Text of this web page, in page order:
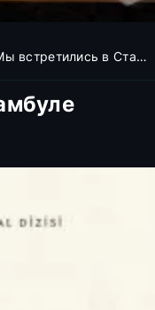
в Стамбуле (все серии)